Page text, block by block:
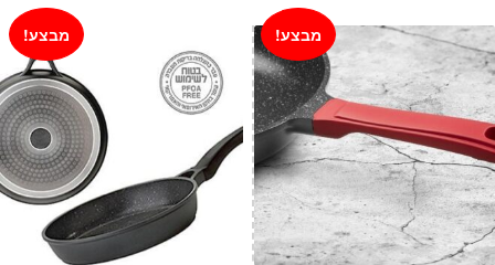
מבצע! מבצע!